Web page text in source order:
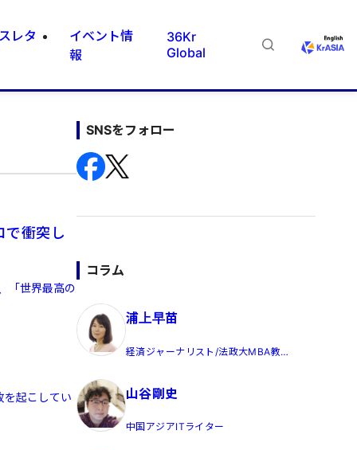
レタ
イベント情
報
36Kr
Global
衝突し
「世界最高の
を起こしてい
SNSをフォロー
コラム
浦上早苗
経済ジャーナリスト/法政大MBA教
山谷剛史
中国アジアITライター